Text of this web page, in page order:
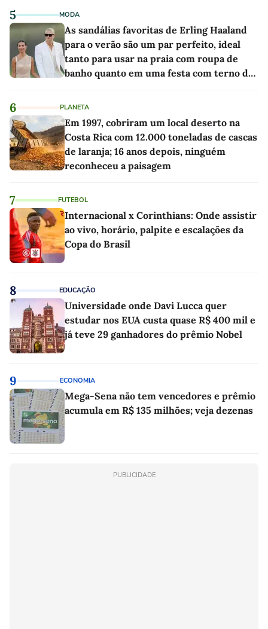
5 MODA
As sandálias favoritas de Erling Haaland
para o verão são um par perfeito, ideal
tanto para usar na praia com roupa de
banho quanto em uma festa com terno de
6 PLANETA
Em 1997, cobriram um local deserto na
Costa Rica com 12.000 toneladas de cascas
de laranja; 16 anos depois, ninguém
reconheceu a paisagem
7 FUTEBOL
Internacional x Corinthians: Onde assistir
ao vivo, horário, palpite e escalações da
Copa do Brasil
8 EDUCAÇÃO
Universidade onde Davi Lucca quer
estudar nos EUA custa quase R$ 400 mil e
já teve 29 ganhadores do prêmio Nobel
9 ECONOMIA
Mega-Sena não tem vencedores e prêmio
acumula em R$ 135 milhões; veja dezenas
PUBLICIDADE